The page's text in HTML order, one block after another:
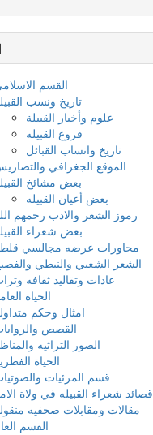
القسم
تاريخ ونسب
علوم وأخبار القبيلة
فروع القبيله
تاريخ وانساب القبائل
الموقع الجغرافي
بعض مشائخ
بعض أعيان القبيله
رموز الشعر والادب رحمهم
بعض شعراء
محاورات عرضه مجالسي
الشعر الشعبي والنبطي
عادات وتقاليد ثقافه
الحياة
امثال وحكم
القصص
الصور التراثيه
الحياة
قسم المرئيات
قصائد شعراء القبيله في ولاة
مقالات ومقابلات صحفيه
القسم